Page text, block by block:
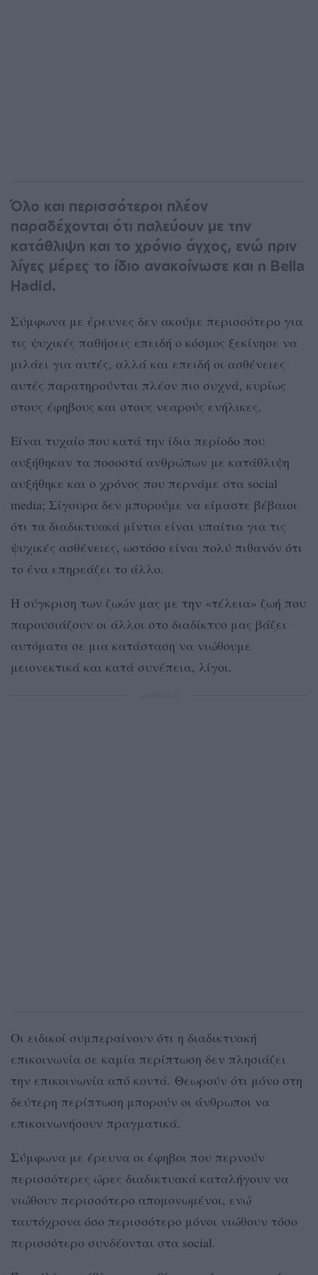
Όλο και περισσότεροι πλέον
παραδέχονται ότι παλεύουν με την
κατάθλιψη και το χρόνιο άγχος, ενώ πριν
λίγες μέρες το ίδιο ανακοίνωσε και η Bella
Hadid.
Σύμφωνα με έρευνες δεν ακούμε περισσότερο για
τις ψυχικές παθήσεις επειδή ο κόσμος ξεκίνησε να
μιλάει για αυτές, αλλά και επειδή οι ασθένειες
αυτές παρατηρούνται πλέον πιο συχνά, κυρίως
στους έφηβους και στους νεαρούς ενήλικες.
Είναι τυχαίο που κατά την ίδια περίοδο που
αυξήθηκαν τα ποσοστά ανθρώπων με κατάθλιψη
αυξήθηκε και ο χρόνος που περνάμε στα social
media; Σίγουρα δεν μπορούμε να είμαστε βέβαιοι
ότι τα διαδικτυακά μίντια είναι υπαίτια για τις
ψυχικές ασθένειες, ωστόσο είναι πολύ πιθανόν ότι
το ένα επηρεάζει το άλλο.
Η σύγκριση των ζωών μας με την «τέλεια» ζωή που
παρουσιάζουν οι άλλοι στο διαδίκτυο μας βάζει
αυτόματα σε μια κατάσταση να νιώθουμε
μειονεκτικά και κατά συνέπεια, λίγοι.
Οι ειδικοί συμπεραίνουν ότι η διαδικτυακή
επικοινωνία σε καμία περίπτωση δεν πλησιάζει
την επικοινωνία από κοντά. Θεωρούν ότι μόνο στη
δεύτερη περίπτωση μπορούν οι άνθρωποι να
επικοινωνήσουν πραγματικά.
Σύμφωνα με έρευνα οι έφηβοι που περνούν
περισσότερες ώρες διαδικτυακά καταλήγουν να
νιώθουν περισσότερο απομονωμένοι, ενώ
ταυτόχρονα όσο περισσότερο μόνοι νιώθουν τόσο
περισσότερο συνδέονται στα social.